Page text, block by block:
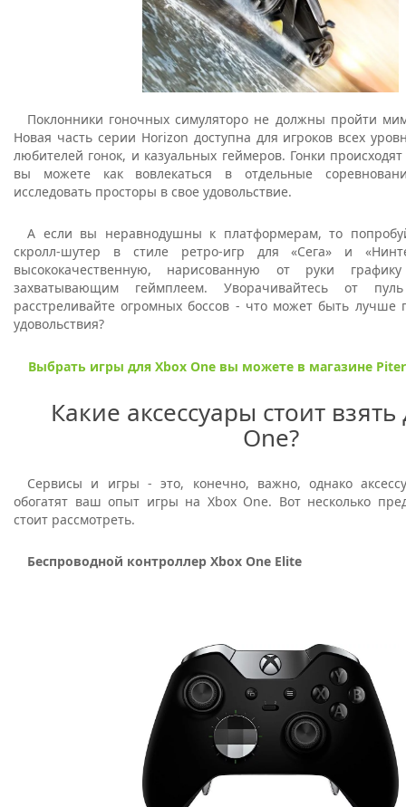
Поклонники гоночных симуляторо не должны пройти
Новая часть серии Horizon доступна для игроков всех
любителей гонок, и казуальных геймеров. Гонки
вы можете как вовлекаться в отдельные
исследовать просторы в свое удовольствие.
А если вы неравнодушны к платформерам, то
скролл-шутер в стиле ретро-игр для «Сега» и
высококачественную, нарисованную от руки
захватывающим геймплеем. Уворачивайтесь от
расстреливайте огромных боссов - что может быть лучше
удовольствия?
Выбрать игры для Xbox One вы можете в магазине
Какие аксессуары стоит
One?
Сервисы и игры - это, конечно, важно, однако
обогатят ваш опыт игры на Xbox One. Вот несколько
стоит рассмотреть.
Беспроводной контроллер Xbox One Elite